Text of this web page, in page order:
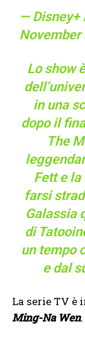
— Disney+
Lo show
in una
dopo il
The
Fett e la
farsi
Galassia
di
un tempo
e dal
La serie TV è
Ming-Na Wen.